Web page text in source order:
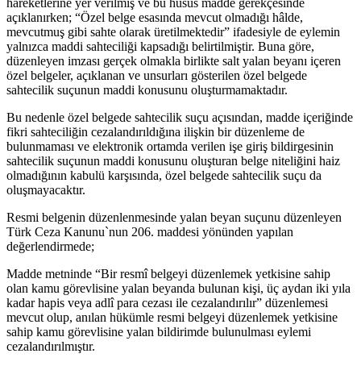
hareketlerine yer verilmiş ve bu husus madde gerekçesinde
açıklanırken; “Özel belge esasında mevcut olmadığı hâlde,
mevcutmuş gibi sahte olarak üretilmektedir” ifadesiyle de eylemin
yalnızca maddi sahteciliği kapsadığı belirtilmiştir. Buna göre,
düzenleyen imzası gerçek olmakla birlikte salt yalan beyanı içeren
özel belgeler, açıklanan ve unsurları gösterilen özel belgede
sahtecilik suçunun maddi konusunu oluşturmamaktadır.
Bu nedenle özel belgede sahtecilik suçu açısından, madde içeriğinde
fikri sahteciliğin cezalandırıldığına ilişkin bir düzenleme de
bulunmaması ve elektronik ortamda verilen işe giriş bildirgesinin
sahtecilik suçunun maddi konusunu oluşturan belge niteliğini haiz
olmadığının kabulü karşısında, özel belgede sahtecilik suçu da
oluşmayacaktır.
Resmi belgenin düzenlenmesinde yalan beyan suçunu düzenleyen
Türk Ceza Kanunu`nun 206. maddesi yönünden yapılan
değerlendirmede;
Madde metninde “Bir resmî belgeyi düzenlemek yetkisine sahip
olan kamu görevlisine yalan beyanda bulunan kişi, üç aydan iki yıla
kadar hapis veya adlî para cezası ile cezalandırılır” düzenlemesi
mevcut olup, anılan hükümle resmi belgeyi düzenlemek yetkisine
sahip kamu görevlisine yalan bildirimde bulunulması eylemi
cezalandırılmıştır.